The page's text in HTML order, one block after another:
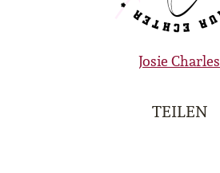
Josie Charles
TEILEN